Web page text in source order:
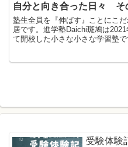
自分と向き合った日々 そ
塾生全員を『伸ばす』ことにこ
居です。進学塾Daichi斑鳩は
て開校した小さな小さな学習塾
受験体験